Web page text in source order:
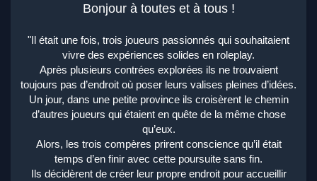
Bonjour à toutes et à tous !
"Il était une fois, trois joueurs passionnés qui souhaitaient
vivre des expériences solides en roleplay.
Après plusieurs contrées explorées ils ne trouvaient
toujours pas d’endroit où poser leurs valises pleines d’idées.
Un jour, dans une petite province ils croisèrent le chemin
d’autres joueurs qui étaient en quête de la même chose
qu’eux.
Alors, les trois compères prirent conscience qu’il était
temps d’en finir avec cette poursuite sans fin.
Ils décidèrent de créer leur propre endroit pour accueillir